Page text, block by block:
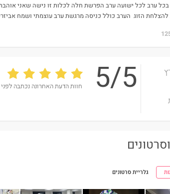
ערב לכל ישועה ערב הפרשת חלה לכלות זו נישה שאני
להצלחת הזוג הערב כולל כניסה מרגשת ערב עוצמתי ושמח
5/5 חוות הדעת האחרונה נכתבה
גלריית סרטונים